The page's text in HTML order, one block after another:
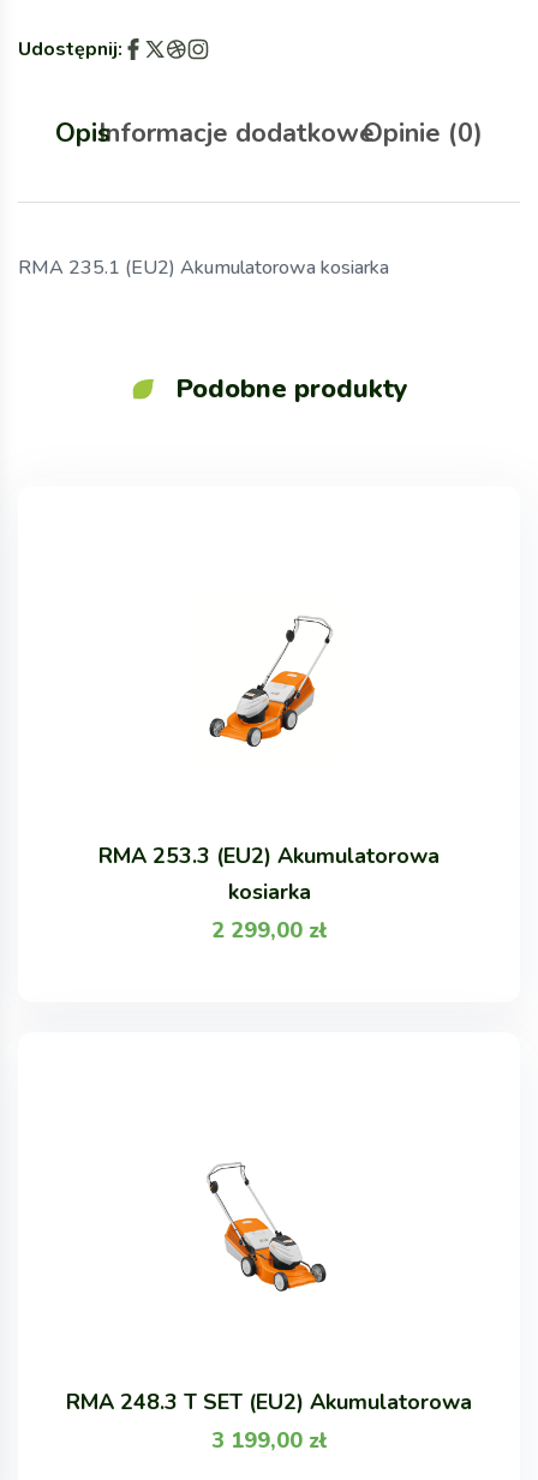
Udostępnij:
OpisInformacje dodatkoweOpinie (0)
RMA 235.1 (EU2) Akumulatorowa kosiarka
Podobne produkty
RMA 253.3 (EU2) Akumulatorowa
kosiarka
2 299,00 zł
RMA 248.3 T SET (EU2) Akumulatorowa
3 199,00 zł